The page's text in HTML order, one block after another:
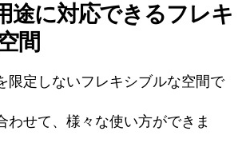
途に対応できるフレキ
間
限定しないフレキシブルな空間で
わせて、様々な使い方ができま